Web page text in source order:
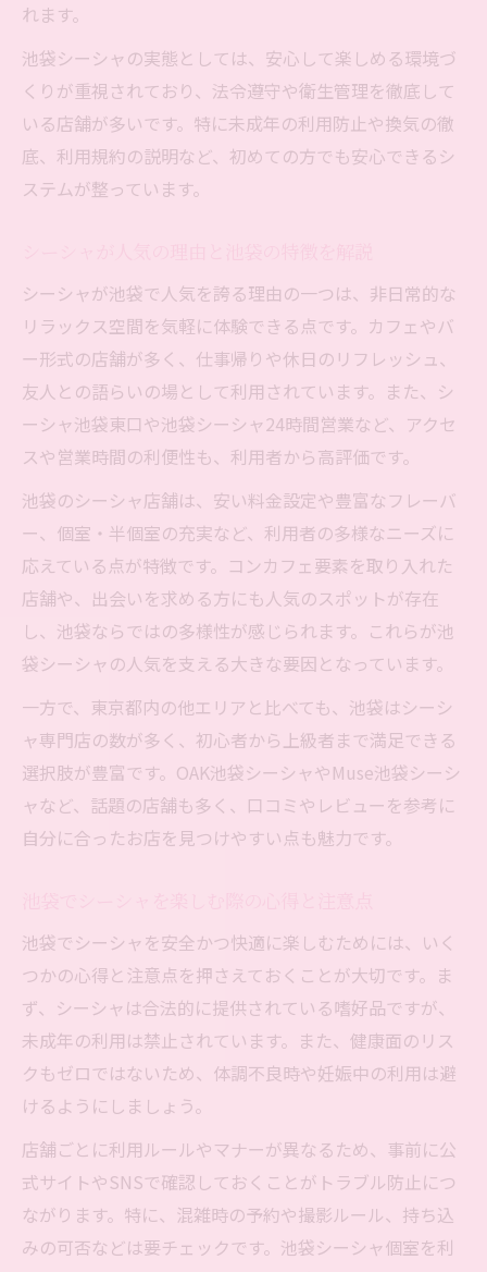
シーシャの合法性に関する池袋での現状
池袋で注目されるシーシャトレンドを解説
シーシャは合法か不安な方へ池袋の実情紹
介
池袋シーシャで快適な時間を過ごす活用術
シーシャで叶える池袋のリラックスライフ
池袋でのシーシャ活用法と充実のポイント
池袋のシーシャで仕事や交流を楽しむコツ
快適空間で味わう池袋シーシャの利用法
夜の池袋で新感覚シーシャ体験を味わう方
池袋ナイトライフとシーシャの組み合わせ
夜に映える池袋シーシャの楽しみ方を紹介
池袋の夜に最適なシーシャスタイルを紹介
れます。
池袋シーシャの実態としては、安心して楽しめる環境づ
くりが重視されており、法令遵守や衛生管理を徹底して
いる店舗が多いです。特に未成年の利用防止や換気の徹
底、利用規約の説明など、初めての方でも安心できるシ
ステムが整っています。
シーシャが池袋で人気を誇る理由の一つは、非日常的な
リラックス空間を気軽に体験できる点です。カフェやバ
ー形式の店舗が多く、仕事帰りや休日のリフレッシュ、
友人との語らいの場として利用されています。また、シ
ーシャ池袋東口や池袋シーシャ24時間営業など、アクセ
スや営業時間の利便性も、利用者から高評価です。
池袋のシーシャ店舗は、安い料金設定や豊富なフレーバ
ー、個室・半個室の充実など、利用者の多様なニーズに
応えている点が特徴です。コンカフェ要素を取り入れた
店舗や、出会いを求める方にも人気のスポットが存在
し、池袋ならではの多様性が感じられます。これらが池
袋シーシャの人気を支える大きな要因となっています。
一方で、東京都内の他エリアと比べても、池袋はシーシ
ャ専門店の数が多く、初心者から上級者まで満足できる
選択肢が豊富です。OAK池袋シーシャやMuse池袋シーシ
ャなど、話題の店舗も多く、口コミやレビューを参考に
自分に合ったお店を見つけやすい点も魅力です。
池袋でシーシャを安全かつ快適に楽しむためには、いく
つかの心得と注意点を押さえておくことが大切です。ま
ず、シーシャは合法的に提供されている嗜好品ですが、
未成年の利用は禁止されています。また、健康面のリス
クもゼロではないため、体調不良時や妊娠中の利用は避
けるようにしましょう。
店舗ごとに利用ルールやマナーが異なるため、事前に公
式サイトやSNSで確認しておくことがトラブル防止につ
ながります。特に、混雑時の予約や撮影ルール、持ち込
みの可否などは要チェックです。池袋シーシャ個室を利